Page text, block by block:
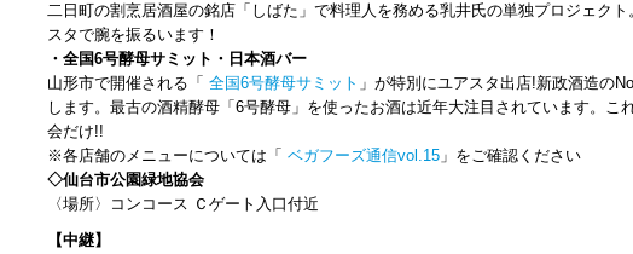
二日町の割烹居酒屋の銘店「しばた」で料理人を務める乳井氏の単独プロジェク
スタで腕を振るいます！
・全国6号酵母サミット・日本酒バー
山形市で開催される「 全国6号酵母サミット 」が特別にユアスタ出店!新政酒造の
します。最古の酒精酵母「6号酵母」を使ったお酒は近年大注目されています。こ
会だけ!!
※各店舗のメニューについては「 ベガフーズ通信vol.15 」をご確認ください
◇仙台市公園緑地協会
〈場所〉コンコース Ｃゲート入口付近
【中継】